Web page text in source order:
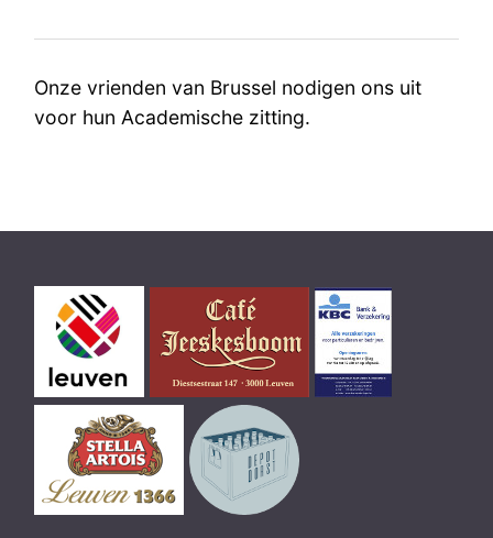
Onze vrienden van Brussel nodigen ons uit
voor hun Academische zitting.